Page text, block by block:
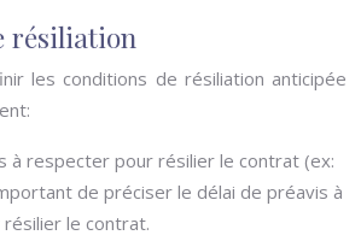
résiliation
les conditions de résiliation anticipée
à respecter pour résilier le contrat (ex:
de préciser le délai de préavis à
le contrat.